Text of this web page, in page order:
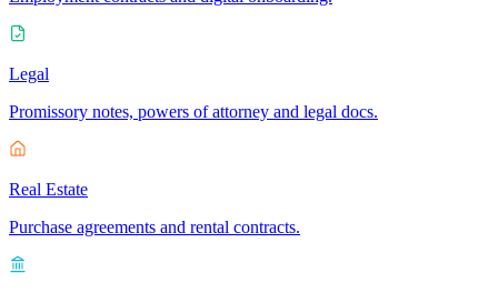
Legal
Promissory notes, powers of attorney and legal docs.
Real Estate
Purchase agreements and rental contracts.